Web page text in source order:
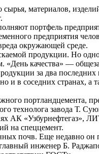
материалов,
портфель
предприятия
окружающей среде.
продукции. Но
качества» —
за два
и в соседних странах,
портландцемента,
технолога завода Т.
АК «Узбурнефтегаз»,
на спеццемент.
почв. Еще недавно он
инженер Б.